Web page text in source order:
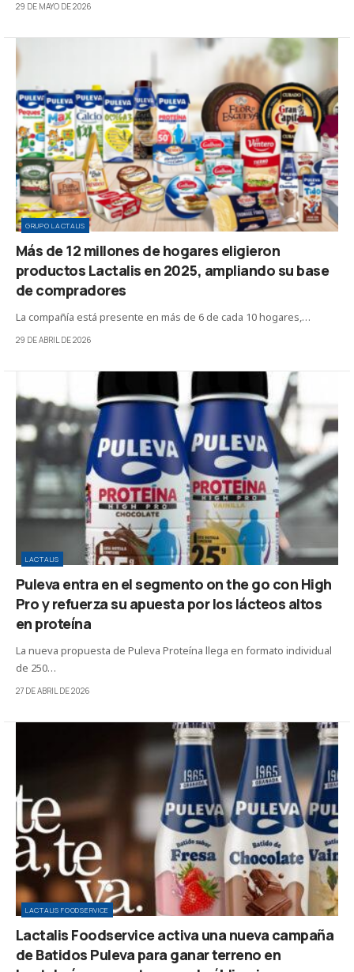
29 DE MAYO DE 2026
GRUPO LACTALIS
Más de 12 millones de hogares eligieron
productos Lactalis en 2025, ampliando su base
de compradores
La compañía está presente en más de 6 de cada 10 hogares,…
29 DE ABRIL DE 2026
LACTALIS
Puleva entra en el segmento on the go con High
Pro y refuerza su apuesta por los lácteos altos
en proteína
La nueva propuesta de Puleva Proteína llega en formato individual
de 250…
27 DE ABRIL DE 2026
LACTALIS FOODSERVICE
Lactalis Foodservice activa una nueva campaña
de Batidos Puleva para ganar terreno en